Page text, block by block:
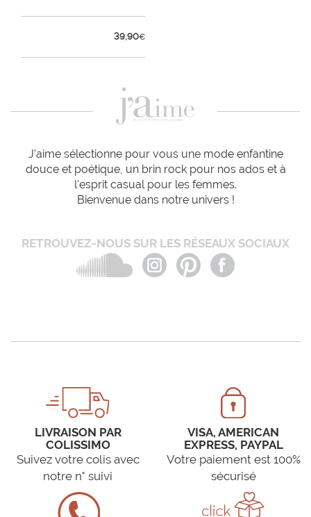
39,90€
J'aime sélectionne pour vous une mode enfantine
douce et poétique, un brin rock pour nos ados et à
l'esprit casual pour les femmes.
Bienvenue dans notre univers !
RETROUVEZ-NOUS SUR LES RÉSEAUX SOCIAUX
LIVRAISON PAR
COLISSIMO
Suivez votre colis avec
notre n° suivi
VISA, AMERICAN
EXPRESS, PAYPAL
Votre paiement est 100%
sécurisé